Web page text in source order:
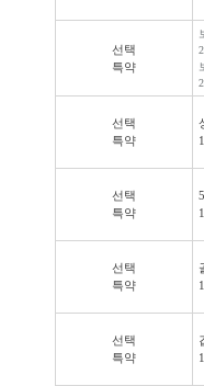
선택
특약
선택
특약
선택
특약
선택
특약
선택
특약